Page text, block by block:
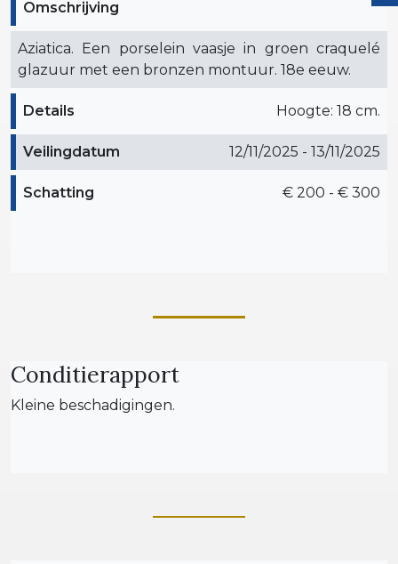
Omschrijving
Aziatica. Een porselein vaasje in groen craquelé
glazuur met een bronzen montuur. 18e eeuw.
Details Hoogte: 18 cm.
Veilingdatum 12/11/2025 - 13/11/2025
Schatting € 200 - € 300
Conditierapport
Kleine beschadigingen.